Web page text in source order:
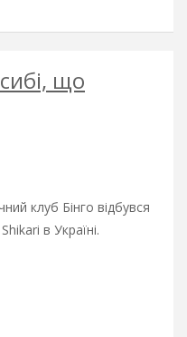
що
клуб Бінго відбувся
в Україні.